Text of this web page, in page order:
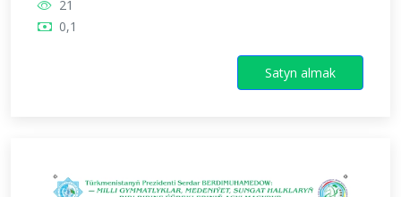
21
0,1
Satyn almak